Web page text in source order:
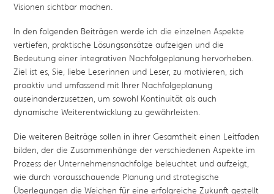
Visionen sichtbar machen.
In den folgenden Beiträgen werde ich die einzelnen Aspekte
vertiefen, praktische Lösungsansätze aufzeigen und die
Bedeutung einer integrativen Nachfolgeplanung hervorheben.
Ziel ist es, Sie, liebe Leserinnen und Leser, zu motivieren, sich
proaktiv und umfassend mit Ihrer Nachfolgeplanung
auseinanderzusetzen, um sowohl Kontinuität als auch
dynamische Weiterentwicklung zu gewährleisten.
Die weiteren Beiträge sollen in ihrer Gesamtheit einen Leitfaden
bilden, der die Zusammenhänge der verschiedenen Aspekte im
Prozess der Unternehmensnachfolge beleuchtet und aufzeigt,
wie durch vorausschauende Planung und strategische
Überlegungen die Weichen für eine erfolgreiche Zukunft gestellt